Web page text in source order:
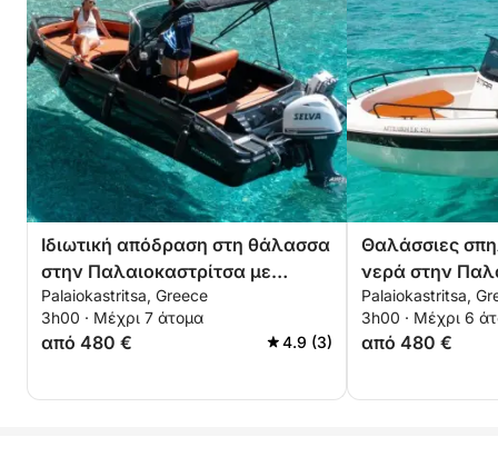
Ιδιωτική απόδραση στη θάλασσα
στην Παλαιοκαστρίτσα με
καπετάνιο
Palaiokastritsa, Greece
3h00 · Μέχρι 7 άτομα
από 480 € 4.9 (3)
Θαλάσσιες
νερά στην
Palaiokastritsa,
3h00 · Μέχρι 6
από 480 €